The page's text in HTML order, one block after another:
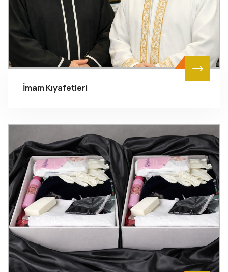
İmam Kıyafetleri